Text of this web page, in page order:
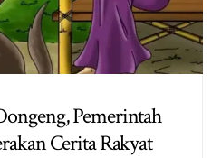
Pemerintah
Cerita Rakyat